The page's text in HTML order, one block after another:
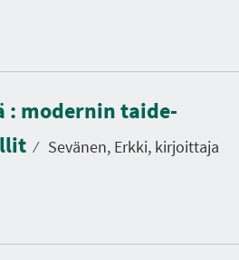
: modernin taide-
⁄ Sevänen, Erkki, kirjoittaja